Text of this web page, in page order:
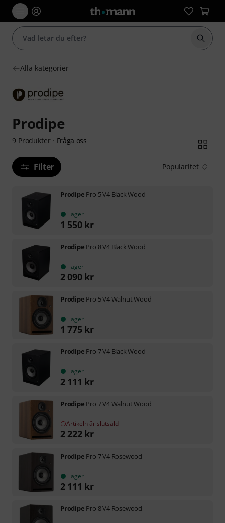
Börja
Alla kategorier
Prodipe
9 Produkter· Fråga oss
Filter Popularitet
Prodipe Pro 5 V4 Black Wood
i lager
1 550 kr
Prodipe Pro 8 V4 Black Wood
i lager
2 090 kr
Prodipe Pro 5 V4 Walnut Wood
i lager
1 775 kr
Prodipe Pro 7 V4 Black Wood
i lager
2 111 kr
Prodipe Pro 7 V4 Walnut Wood
Artikeln är slutsåld
2 222 kr
Prodipe Pro 7 V4 Rosewood
i lager
2 111 kr
Prodipe Pro 8 V4 Rosewood